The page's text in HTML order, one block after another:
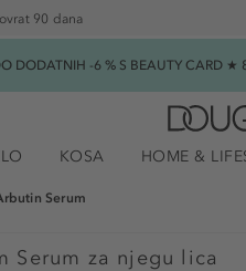
90 dana
DODATNIH -6 % S BEAUTY CARD
KOSA HOME &
Serum
Serum za njegu lica